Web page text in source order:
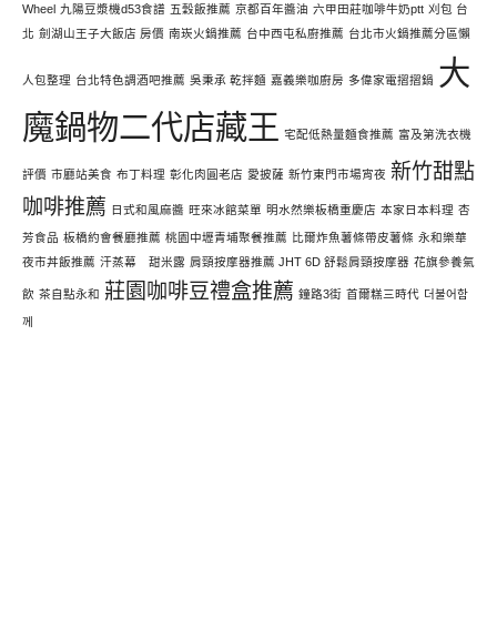
Wheel 九陽豆漿機d53食譜 五穀飯推薦 京都百年醬油 六甲田莊咖啡牛奶ptt 刈包 台
北 劍湖山王子大飯店 房價 南崁火鍋推薦 台中西屯私廚推薦 台北市火鍋推薦分區懶
人包整理 台北特色調酒吧推薦 吳秉承 乾拌麵 嘉義樂咖廚房 多偉家電摺摺鍋 大
魔鍋物二代店藏王 宅配低熱量麵食推薦 富及第洗衣機
評價 市廳站美食 布丁料理 彰化肉圓老店 愛披薩 新竹東門市場宵夜 新竹甜點
咖啡推薦 日式和風麻醬 旺來冰館菜單 明水然樂板橋重慶店 本家日本料理 杏
芳食品 板橋約會餐廳推薦 桃園中壢青埔聚餐推薦 比爾炸魚薯條帶皮薯條 永和樂華
夜市丼飯推薦 汗蒸幕 甜米露 肩頸按摩器推薦 JHT 6D 舒鬆肩頸按摩器 花旗參養氣
飲 茶自點永和 莊園咖啡豆禮盒推薦 鐘路3街 首爾糕三時代 더불어함
께